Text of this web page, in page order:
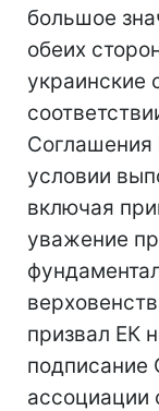
большое
обеих
украинские
Соглашения
условии
включая
уважение
призвал ЕК
подписание
ассоциации